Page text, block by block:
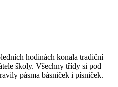
hodinách konala tradiční
školy. Všechny třídy si pod
pásma básniček i písniček.